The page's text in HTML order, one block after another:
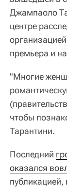
Джампаоло
центре
премьера и
"Многие
чтобы
Тарантини.
Последний
оказался